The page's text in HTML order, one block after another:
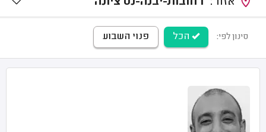
סינון לפי: הכל פנוי השבוע